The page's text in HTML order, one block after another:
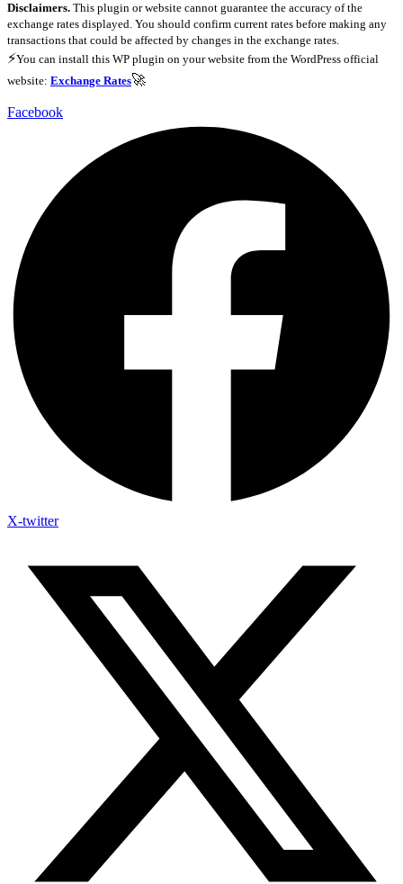
Disclaimers. This plugin or website cannot guarantee the accuracy of the
exchange rates displayed. You should confirm current rates before making any
transactions that could be affected by changes in the exchange rates.
⚡You can install this WP plugin on your website from the WordPress official
website: Exchange Rates🚀
Facebook
X-twitter